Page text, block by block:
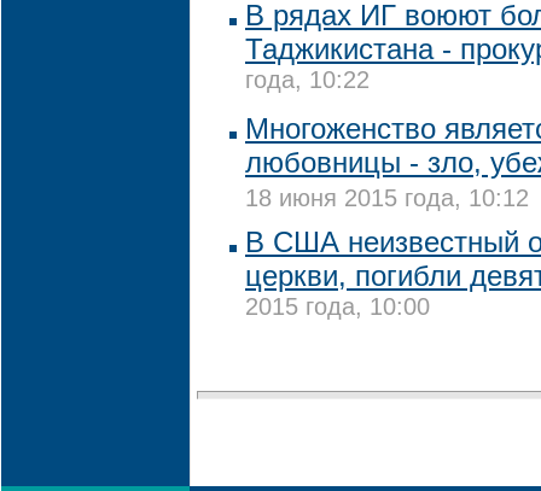
В рядах ИГ воюют
Таджикистана -
года, 10:22
Многоженство
любовницы - зло,
18 июня 2015 года, 10:12
В США неизвестный
церкви, погибли
2015 года, 10:00